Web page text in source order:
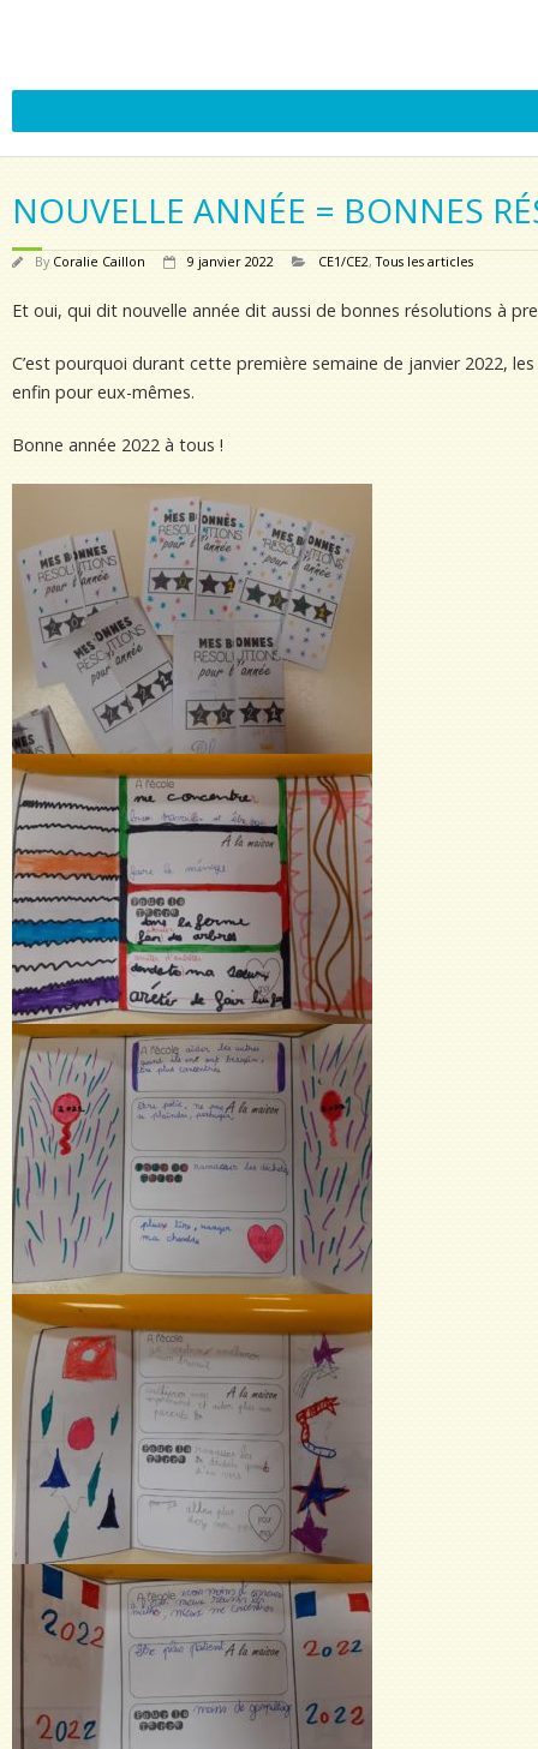
NOUVELLE ANNÉE = BONNES
By Coralie Caillon 9 janvier 2022 CE1/CE2,Tous les articles
Et oui, qui dit nouvelle année dit aussi de bonnes résolutions à
C’est pourquoi durant cette première semaine de janvier 2022,
enfin pour eux-mêmes.
Bonne année 2022 à tous !